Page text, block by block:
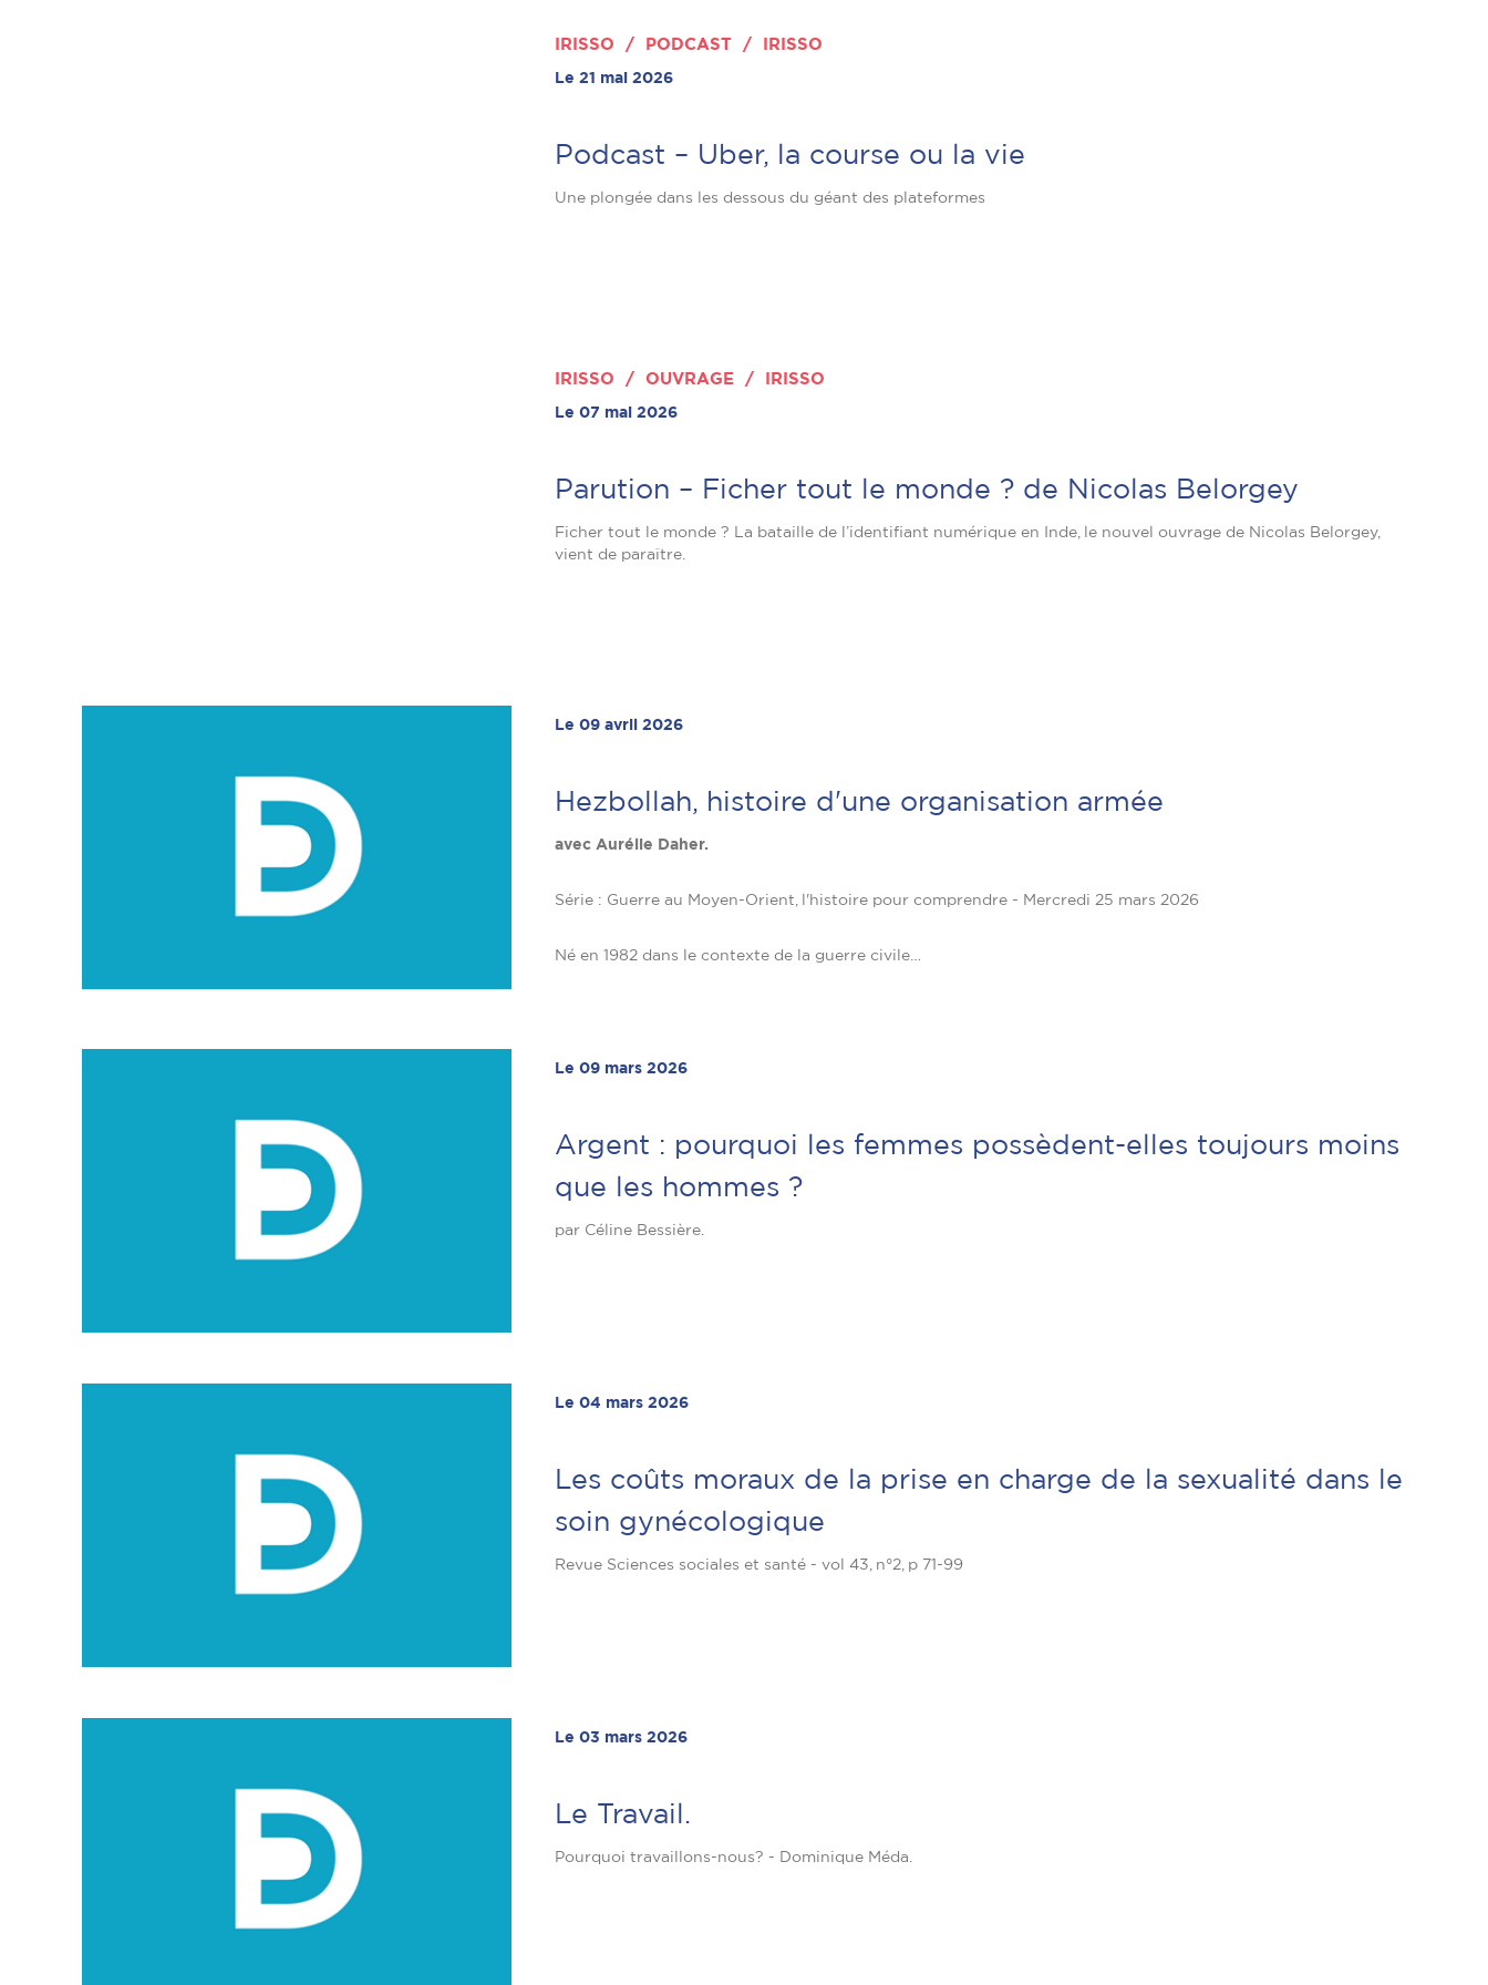
IRISSO / PODCAST / IRISSO
Le 21 mai 2026
Podcast – Uber, la course ou la vie
Une plongée dans les dessous du géant des plateformes
IRISSO / OUVRAGE / IRISSO
Le 07 mai 2026
Parution – Ficher tout le monde ? de Nicolas Belorgey
Ficher tout le monde ? La bataille de l’identifiant numérique en Inde, le nouvel ouvrage de Nicolas Belorgey,
vient de paraître.
Le 09 avril 2026
Hezbollah, histoire d'une organisation armée
avec Aurélie Daher.
Série : Guerre au Moyen-Orient, l'histoire pour comprendre - Mercredi 25 mars 2026
Né en 1982 dans le contexte de la guerre civile…
Le 09 mars 2026
Argent : pourquoi les femmes possèdent-elles toujours moins
que les hommes ?
par Céline Bessière.
Le 04 mars 2026
Les coûts moraux de la prise en charge de la sexualité dans le
soin gynécologique
Revue Sciences sociales et santé - vol 43, n°2, p 71-99
Le 03 mars 2026
Le Travail.
Pourquoi travaillons-nous? - Dominique Méda.